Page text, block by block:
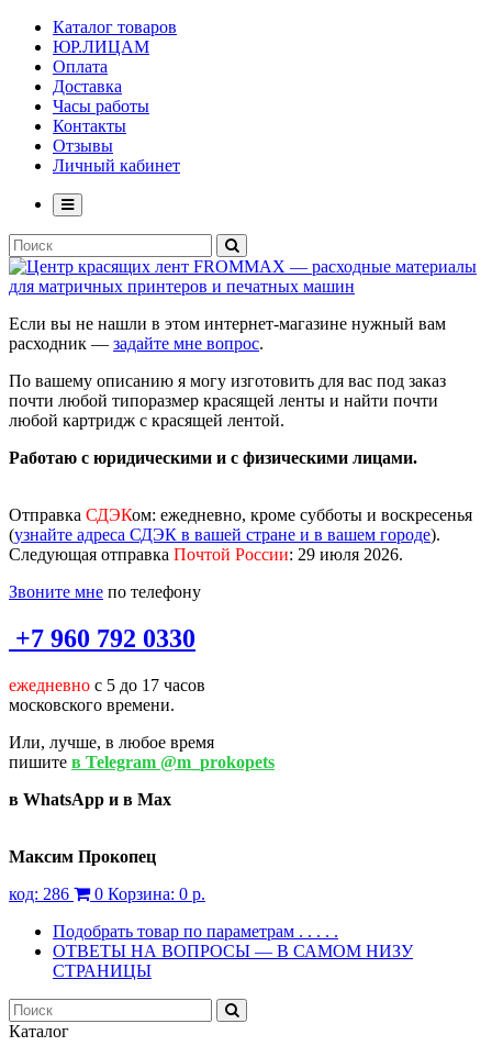
Каталог товаров
ЮР.ЛИЦАМ
Оплата
Доставка
Часы работы
Контакты
Отзывы
Личный кабинет
Если вы не нашли в этом интернет-магазине нужный вам
расходник — задайте мне вопрос.
По вашему описанию я могу изготовить для вас под заказ
почти любой типоразмер красящей ленты и найти почти
любой картридж с красящей лентой.
Работаю с юридическими и с физическими лицами.
Отправка СДЭКом: ежедневно, кроме субботы и воскресенья
(узнайте адреса СДЭК в вашей стране и в вашем городе).
Следующая отправка Почтой России: 29 июля 2026.
Звоните мне по телефону
+7 960 792 0330
ежедневно с 5 до 17 часов
московского времени.
Или, лучше, в любое время
пишите в Telegram @m_prokopets
в WhatsApp и в Max
Максим Прокопец
код: 286 0 Корзина: 0 р.
Подобрать товар по параметрам . . . . .
ОТВЕТЫ НА ВОПРОСЫ — В САМОМ НИЗУ
СТРАНИЦЫ
Каталог